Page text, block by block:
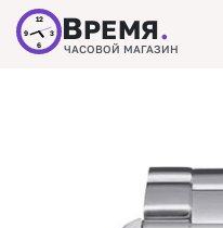
12
3
6
9 ВРЕМЯ.
ЧАСОВОЙ МАГАЗИН